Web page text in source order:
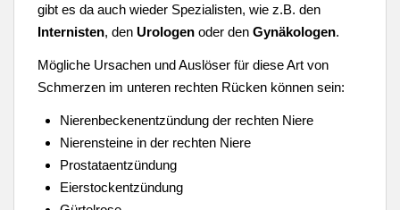
gibt es da auch wieder Spezialisten, wie z.B. den
Internisten, den Urologen oder den Gynäkologen.
Mögliche Ursachen und Auslöser für diese Art von
Schmerzen im unteren rechten Rücken können sein:
Nierenbeckenentzündung der rechten Niere
Nierensteine in der rechten Niere
Prostataentzündung
Eierstockentzündung